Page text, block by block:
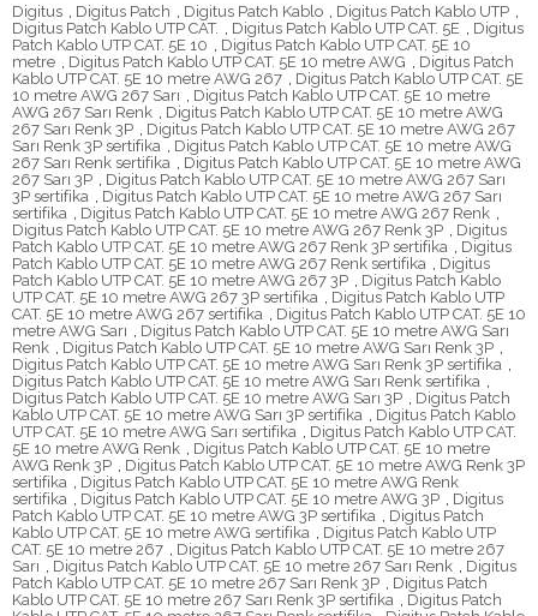
Digitus
Digitus Patch Digitus Patch Kablo Digitus Patch Kablo UTP
Digitus Patch Kablo UTP CAT.
Digitus Patch Kablo UTP CAT. 5E
Digitus
Patch Kablo UTP CAT. 5E 10
Digitus Patch Kablo UTP CAT. 5E 10
metre
Digitus Patch Kablo UTP CAT. 5E 10 metre AWG
Digitus Patch
Kablo UTP CAT. 5E 10 metre AWG 267
Digitus Patch Kablo UTP CAT. 5E
10 metre AWG 267 Sarı
Digitus Patch Kablo UTP CAT. 5E 10 metre
AWG 267 Sarı Renk
Digitus Patch Kablo UTP CAT. 5E 10 metre AWG
267 Sarı Renk 3P
Digitus Patch Kablo UTP CAT. 5E 10 metre AWG 267
Sarı Renk 3P sertifika
Digitus Patch Kablo UTP CAT. 5E 10 metre AWG
267 Sarı Renk sertifika
Digitus Patch Kablo UTP CAT. 5E 10 metre AWG
267 Sarı 3P
Digitus Patch Kablo UTP CAT. 5E 10 metre AWG 267 Sarı
3P sertifika
Digitus Patch Kablo UTP CAT. 5E 10 metre AWG 267 Sarı
sertifika
Digitus Patch Kablo UTP CAT. 5E 10 metre AWG 267 Renk
Digitus Patch Kablo UTP CAT. 5E 10 metre AWG 267 Renk 3P
Digitus
Patch Kablo UTP CAT. 5E 10 metre AWG 267 Renk 3P sertifika
Digitus
Patch Kablo UTP CAT. 5E 10 metre AWG 267 Renk sertifika
Digitus
Patch Kablo UTP CAT. 5E 10 metre AWG 267 3P
Digitus Patch Kablo
UTP CAT. 5E 10 metre AWG 267 3P sertifika
Digitus Patch Kablo UTP
CAT. 5E 10 metre AWG 267 sertifika
Digitus Patch Kablo UTP CAT. 5E 10
metre AWG Sarı
Digitus Patch Kablo UTP CAT. 5E 10 metre AWG Sarı
Renk
Digitus Patch Kablo UTP CAT. 5E 10 metre AWG Sarı Renk 3P
Digitus Patch Kablo UTP CAT. 5E 10 metre AWG Sarı Renk 3P sertifika
Digitus Patch Kablo UTP CAT. 5E 10 metre AWG Sarı Renk sertifika
Digitus Patch Kablo UTP CAT. 5E 10 metre AWG Sarı 3P
Digitus Patch
Kablo UTP CAT. 5E 10 metre AWG Sarı 3P sertifika
Digitus Patch Kablo
UTP CAT. 5E 10 metre AWG Sarı sertifika
Digitus Patch Kablo UTP CAT.
5E 10 metre AWG Renk
Digitus Patch Kablo UTP CAT. 5E 10 metre
AWG Renk 3P
Digitus Patch Kablo UTP CAT. 5E 10 metre AWG Renk 3P
sertifika
Digitus Patch Kablo UTP CAT. 5E 10 metre AWG Renk
sertifika
Digitus Patch Kablo UTP CAT. 5E 10 metre AWG 3P
Digitus
Patch Kablo UTP CAT. 5E 10 metre AWG 3P sertifika
Digitus Patch
Kablo UTP CAT. 5E 10 metre AWG sertifika
Digitus Patch Kablo UTP
CAT. 5E 10 metre 267
Digitus Patch Kablo UTP CAT. 5E 10 metre 267
Sarı
Digitus Patch Kablo UTP CAT. 5E 10 metre 267 Sarı Renk
Digitus
Patch Kablo UTP CAT. 5E 10 metre 267 Sarı Renk 3P
Digitus Patch
Kablo UTP CAT. 5E 10 metre 267 Sarı Renk 3P sertifika
Digitus Patch